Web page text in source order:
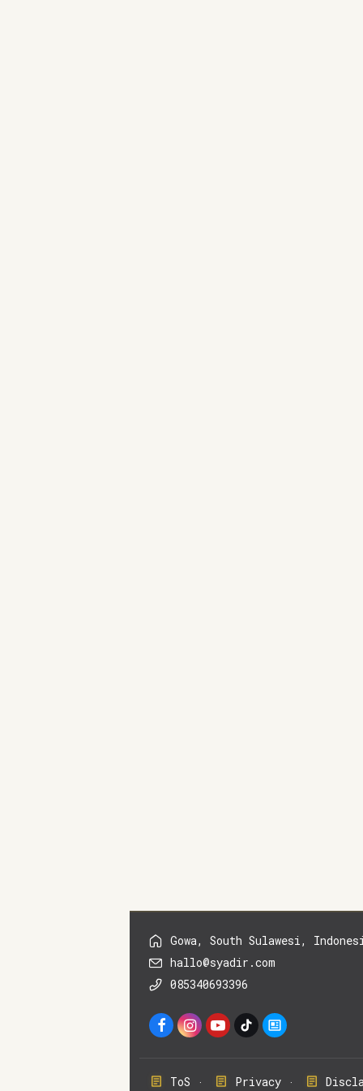
Gowa, South Sulawesi,
hallo@syadir.com
085340693396
ToS Privacy